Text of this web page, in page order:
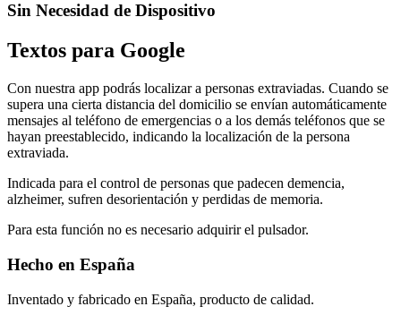
Sin Necesidad de Dispositivo
Textos para Google
Con nuestra app podrás localizar a personas extraviadas. Cuando se
supera una cierta distancia del domicilio se envían automáticamente
mensajes al teléfono de emergencias o a los demás teléfonos que se
hayan preestablecido, indicando la localización de la persona
extraviada.
Indicada para el control de personas que padecen demencia,
alzheimer, sufren desorientación y perdidas de memoria.
Para esta función no es necesario adquirir el pulsador.
Hecho en España
Inventado y fabricado en España, producto de calidad.